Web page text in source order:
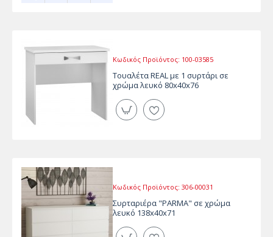
Κωδικός Προϊόντος: 100-03585
Τουαλέτα REAL με 1 συρτάρι σε
χρώμα λευκό 80x40x76
Κωδικός Προϊόντος: 306-00031
Συρταριέρα "PARMA" σε χρώμα
λευκό 138x40x71